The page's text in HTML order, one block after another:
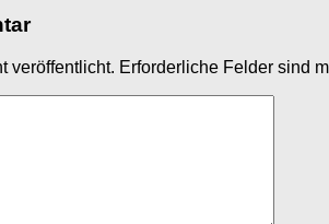
veröffentlicht. Erforderliche Felder sind